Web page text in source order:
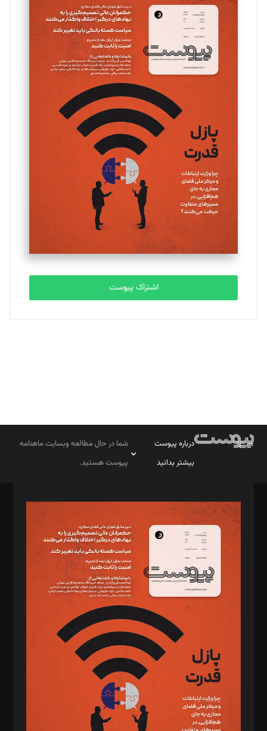
سروش کرمیان
تحریریه
مینا پاکدل
یسنا امان‌پور
تحریریه
ملینا جعفری
تحریریه
مصطفی مسجدی آرانی
تحریریه
بابک نقاش
تحریریه
اشتراک پیوست
درباره پیوست
بیشتر بدانید
شما در حال مطالعه وبسایت ماهنامه
پیوست هستید.
مدیر مسئول: محمدباقر اثنی‌عشری
سردبیر: مهرک محمودی
دبیر تحریریه: میثم قاسمی
د‌بیر ناداستان: سمانه سمیع
د‌بیر خدمت و تجارت: ابوالفضل رجبی
د‌بیر حقوق فناوری: حسام‌الدین ایپکچی
د‌بیر پیوست جهان: مینا پاکدل
د‌بیر تحریریه آنلاین: بابک نقاش
تحریریه‌: مجتبی محمود‌ی، آرش برهمند، یسنا امان‌پور، سروش کرمیان،
مصطفی مسجدی آرانی، ابوالفضل رجبی، زهرا فکرانه، فائزه فتحی
رستمی،مصطفی باستان
ویرایش: نگار استاد‌‌آقا
طراح یونیفرم: مجید توکلی
فیلمبرداری و عکاسی: امیر شفیعی، مانی لطفی زاده